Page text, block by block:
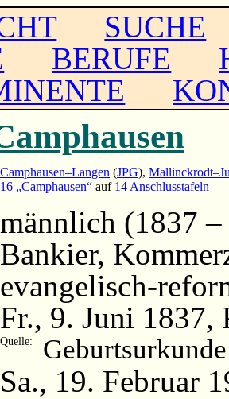
SUCHE
BERUFE
Camphausen–Langen (JPG),
16 „Camphausen“ auf 14 Anschlusstafeln
männlich (1837
Bankier,
evangelisch-
Fr., 9. Juni 1837,
Quelle:
Sa., 19. Februar